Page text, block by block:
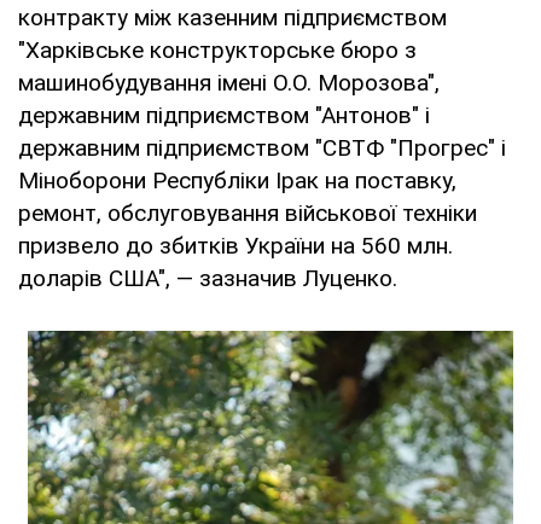
контракту між казенним підприємством
"Харківське конструкторське бюро з
машинобудування імені О.О. Морозова",
державним підприємством "Антонов" і
державним підприємством "СВТФ "Прогрес" і
Міноборони Республіки Ірак на поставку,
ремонт, обслуговування військової техніки
призвело до збитків України на 560 млн.
доларів США", — зазначив Луценко.